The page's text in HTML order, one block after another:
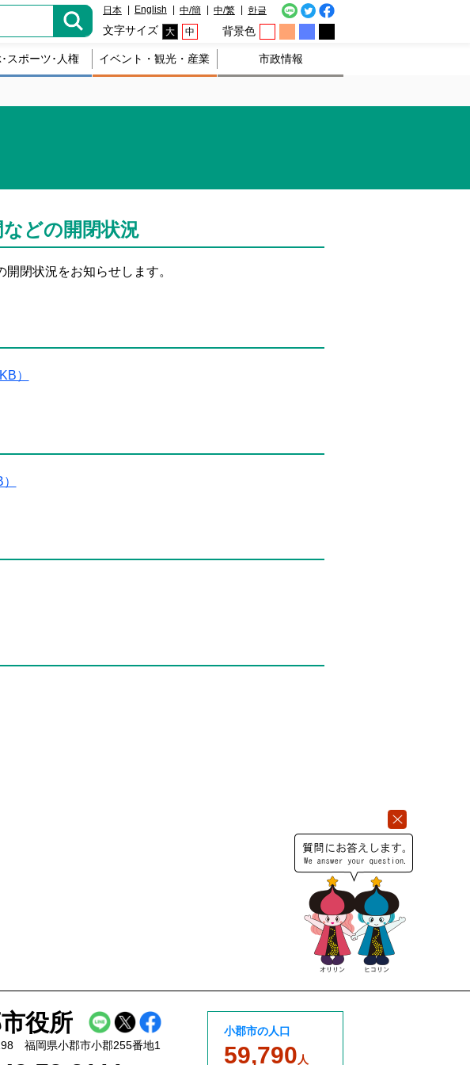
日本 English 中/簡 中/繁 한글
文字サイズ 大 中 背景色
スポーツ･人権 イベント・観光・産業 市政情報
どの開閉状況
閉状況をお知らせします。
）
役所
福岡県小郡市小郡255番地1
小郡市の人口
59,790 人